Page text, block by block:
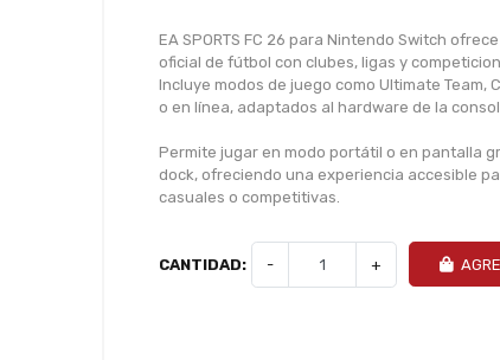
EA SPORTS FC 26 para Nintendo Switch
oficial de fútbol con clubes, ligas y
Incluye modos de juego como Ultimate Team,
o en línea, adaptados al hardware de la
Permite jugar en modo portátil o en pantalla
dock, ofreciendo una experiencia accesible
casuales o competitivas.
CANTIDAD: - +